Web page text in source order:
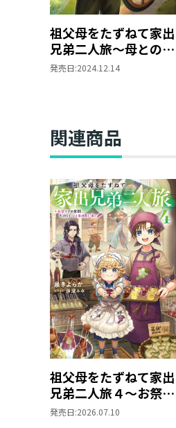
祖父母をたずねて家出
兄弟二人旅～母との別
れ、にぎやかな旅路～
発売日:2024.12.14
関連商品
祖父母をたずねて家出
兄弟二人旅４～お祭り
での奮闘、たのしいひ
発売日:2026.07.10